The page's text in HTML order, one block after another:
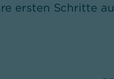
ersten Schritte